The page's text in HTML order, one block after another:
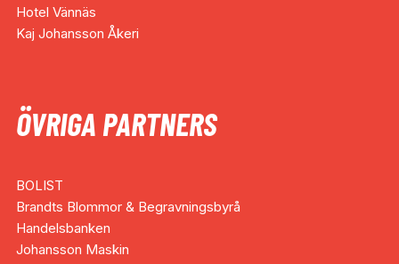
Hotel Vännäs
Kaj Johansson Åkeri
ÖVRIGA PARTNERS
BOLIST
Brandts Blommor & Begravningsbyrå
Handelsbanken
Johansson Maskin